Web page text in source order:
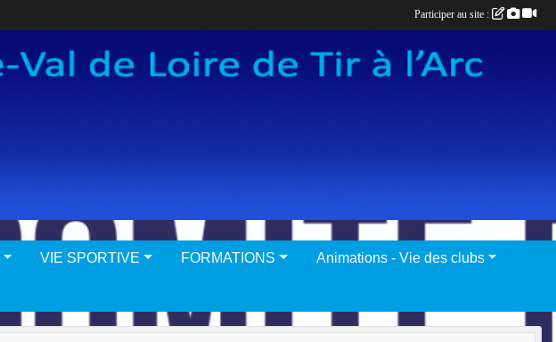
VIE SPORTIVE FORMATIONS Animations - Vie des clubs
Participer au site :